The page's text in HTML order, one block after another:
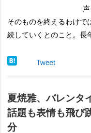
そのものを終えるわけで
続していくとのこと。
Tweet
夏焼雅、バレンタ
話題も表情も飛び
分